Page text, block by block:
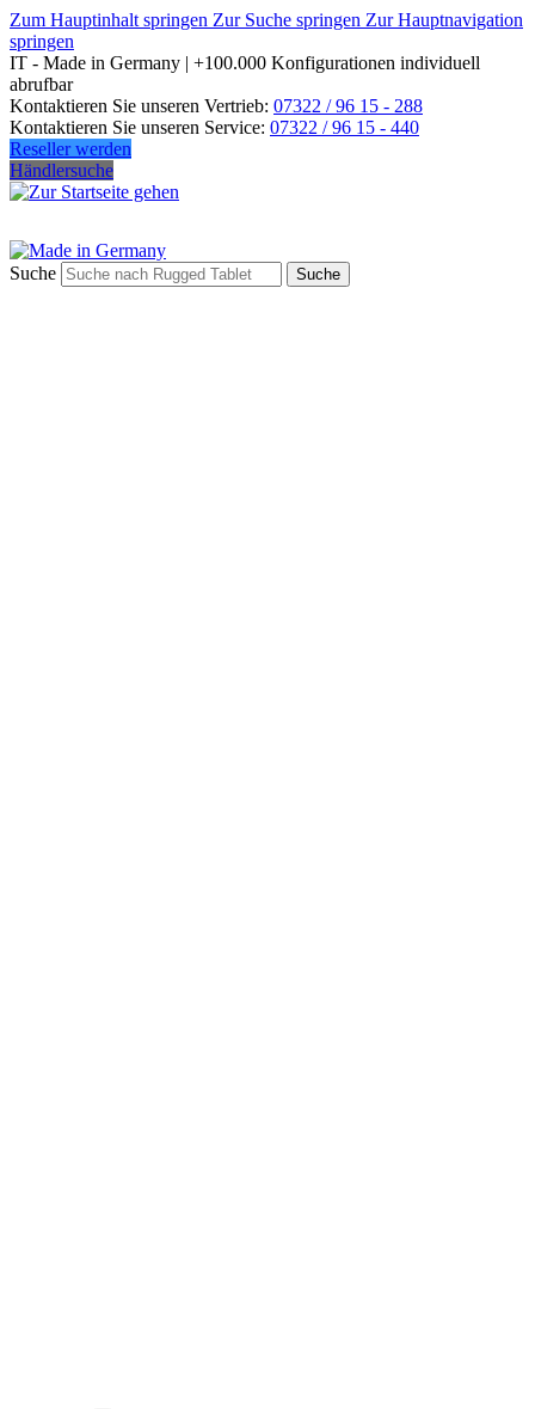
Zum Hauptinhalt springen Zur Suche springen Zur Hauptnavigation
springen
IT - Made in Germany | +100.000 Konfigurationen individuell
abrufbar
Kontaktieren Sie unseren Vertrieb: 07322 / 96 15 - 288
Kontaktieren Sie unseren Service: 07322 / 96 15 - 440
Reseller werden
Händlersuche
Suche Suche